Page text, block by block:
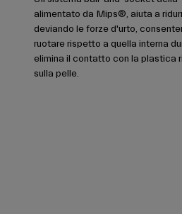
alimentato da Mips®, aiuta a
deviando le forze d'urto,
ruotare rispetto a quella interna
elimina il contatto con la plastica
sulla pelle.